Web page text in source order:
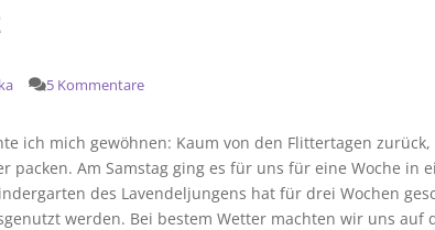
5 Kommentare
ich mich gewöhnen: Kaum von den Flittertagen
packen. Am Samstag ging es für uns für eine Woche in
des Lavendeljungens hat für drei Wochen
werden. Bei bestem Wetter machten wir uns auf